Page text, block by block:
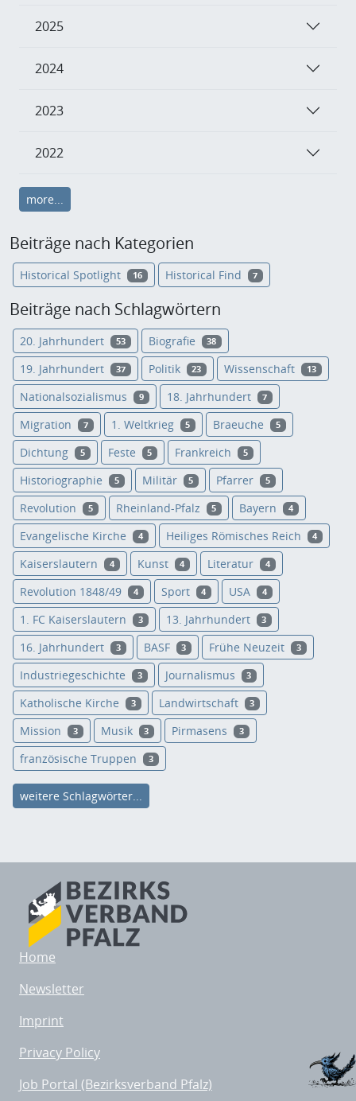
2025
2024
2023
2022
more...
Beiträge nach Kategorien
Historical Spotlight 16 Historical Find 7
Beiträge nach Schlagwörtern
20. Jahrhundert 53 Biografie 38
19. Jahrhundert 37 Politik 23 Wissenschaft 13
Nationalsozialismus 9 18. Jahrhundert 7
Migration 7 1. Weltkrieg 5 Braeuche 5
Dichtung 5 Feste 5 Frankreich 5
Historiographie 5 Militär 5 Pfarrer 5
Revolution 5 Rheinland-Pfalz 5 Bayern 4
Evangelische Kirche 4 Heiliges Römisches Reich 4
Kaiserslautern 4 Kunst 4 Literatur 4
Revolution 1848/49 4 Sport 4 USA 4
1. FC Kaiserslautern 3 13. Jahrhundert 3
16. Jahrhundert 3 BASF 3 Frühe Neuzeit 3
Industriegeschichte 3 Journalismus 3
Katholische Kirche 3 Landwirtschaft 3
Mission 3 Musik 3 Pirmasens 3
französische Truppen 3
weitere Schlagwörter...
Home
Newsletter
Imprint
Privacy Policy
Job Portal (Bezirksverband Pfalz)